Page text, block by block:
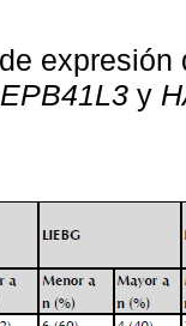
expresión
y